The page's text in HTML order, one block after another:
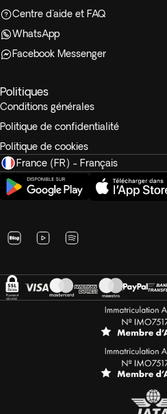
Centre d'aide et FAQ
WhatsApp
Facebook Messenger
Politiques
Conditions générales
Politique de confidentialité
Politique de cookies
France (FR) - Français